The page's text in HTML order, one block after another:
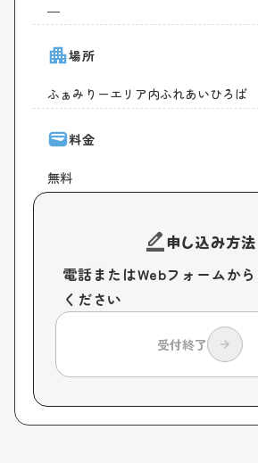
―
apartment場所
ふぁみりーエリア内ふれあいひろば
wallet料金
無料
border_color申し込み方法
電話またはWebフォームか
ください
受付終了 arrow_forward